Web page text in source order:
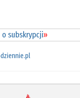
subskrypcji»